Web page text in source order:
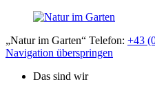
„Natur im Garten“ Telefon: +43
Navigation überspringen
Das sind wir